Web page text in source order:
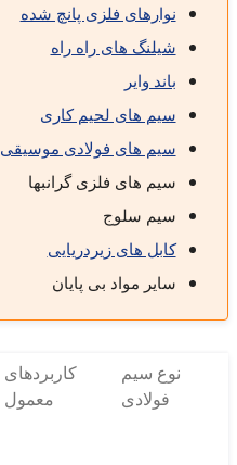
نوارهای فلزی پانچ شده
شیلنگ های راه راه
باند وایر
سیم های لحیم کاری
سیم های فولادی موسیقی
سیم های فلزی گرانبها
سیم سلوج
کابل های زیردریایی
سایر مواد بی پایان
نوع سیم
فولادی
کاربردهای
معمول